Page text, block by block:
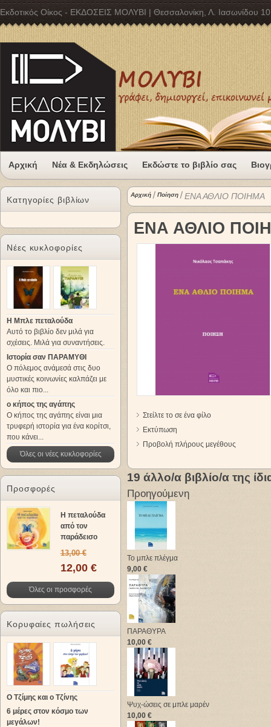
Εκδοτικός Οίκος - ΕΚΔΟΣΕΙΣ ΜΟΛΥΒΙ | Θεσσαλονίκη, Λ. Ιασωνίδου
Αρχική Νέα & Εκδηλώσεις Εκδώστε το βιβλίο σας
Κατηγορίες βιβλίων
Νέες κυκλοφορίες
Η Μπλε πεταλούδα
Αυτό το βιβλίο δεν μιλά για
σχέσεις. Μιλά για συναντήσεις.
Ιστορία σαν ΠΑΡΑΜΥΘΙ
Ο πόλεμος ανάμεσά στις δυο
μυστικές κοινωνίες καλπάζει με
όλο και πιο...
ο κήπος της αγάπης
Ο κήπος της αγάπης είναι μια
τρυφερή ιστορία για ένα κορίτσι,
που κάνει...
Όλες οι νέες κυκλοφορίες
Προσφορές
Η πεταλούδα
από τον
παράδεισο
13,00 €
12,00 €
Όλες οι προσφορές
Κορυφαίες πωλήσεις
Ο Τζίμης και ο Τζίνης
6 μέρες στον κόσμο των
μεγάλων!
Αρχική Ποίηση ΕΝΑ ΑΘΛΙΟ ΠΟΙΗΜΑ
ΕΝΑ ΑΘΛΙΟ
Στείλτε το σε ένα φίλο
Εκτύπωση
Προβολή πλήρους μεγέθους
19 άλλο/α βιβλίο/α της
Προηγούμενη
Το μπλε πλέγμα
9,00 €
ΠΑΡΑΘΥΡΑ
10,00 €
Ψυχ-ώσεις σε μπλε μαρέν
10,00 €